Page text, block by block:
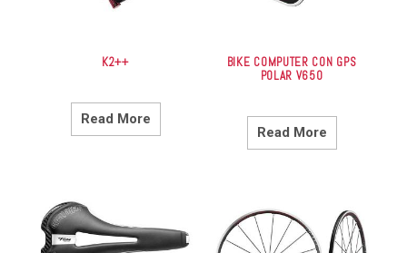
K2++
Read More
BIKE COMPUTER CON GPS
POLAR V650
Read More